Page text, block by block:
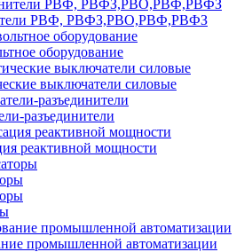
РВФ, РВФЗ,РВО,РВФ,РВФЗ
оборудование
выключатели cиловые
разъединители
реактивной мощности
промышленной автоматизации